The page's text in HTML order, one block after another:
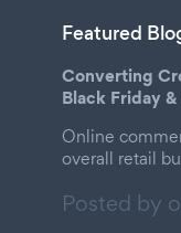
Featured
Converting
Black Friday
Online
overall retail
Posted by